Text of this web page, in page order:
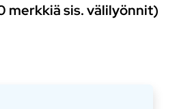
merkkiä sis. välilyönnit)